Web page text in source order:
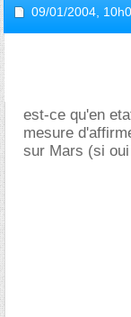
09/01/2004,
est-ce qu'en
mesure
sur Mars (si